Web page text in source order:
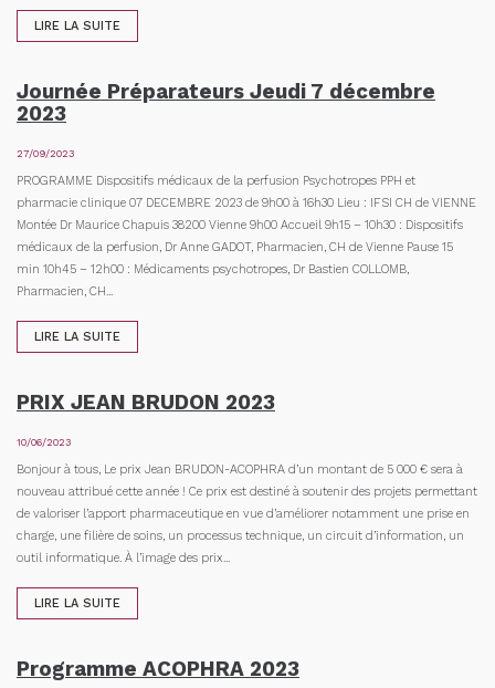
LIRE LA SUITE
Journée Préparateurs Jeudi 7 décembre
2023
27/09/2023
PROGRAMME Dispositifs médicaux de la perfusion Psychotropes PPH et
pharmacie clinique 07 DECEMBRE 2023 de 9h00 à 16h30 Lieu : IFSI CH de VIENNE
Montée Dr Maurice Chapuis 38200 Vienne 9h00 Accueil 9h15 – 10h30 : Dispositifs
médicaux de la perfusion, Dr Anne GADOT, Pharmacien, CH de Vienne Pause 15
min 10h45 – 12h00 : Médicaments psychotropes, Dr Bastien COLLOMB,
Pharmacien, CH...
LIRE LA SUITE
PRIX JEAN BRUDON 2023
10/06/2023
Bonjour à tous, Le prix Jean BRUDON-ACOPHRA d’un montant de 5 000 € sera à
nouveau attribué cette année ! Ce prix est destiné à soutenir des projets permettant
de valoriser l’apport pharmaceutique en vue d’améliorer notamment une prise en
charge, une filière de soins, un processus technique, un circuit d’information, un
outil informatique. À l’image des prix...
LIRE LA SUITE
Programme ACOPHRA 2023